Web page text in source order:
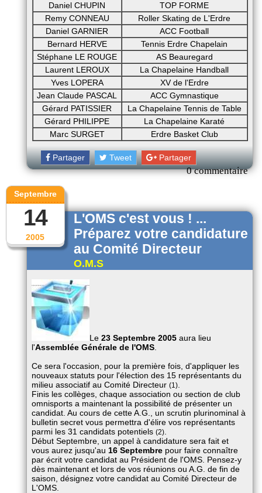
Daniel CHUPIN
TOP FORME
Remy CONNEAU
Roller Skating de L'Erdre
Daniel GARNIER
ACC Football
Bernard HERVE
Tennis Erdre Chapelain
Stéphane LE ROUGE
AS Beauregard
Laurent LEROUX
La Chapelaine Handball
Yves LOPERA
XV de l'Erdre
Jean Claude PASCAL
ACC Gymnastique
Gérard PATISSIER
La Chapelaine Tennis de Table
Gérard PHILIPPE
La Chapelaine Karaté
Marc SURGET
Erdre Basket Club
Partager Tweet Partager
0 commentaire
2005
Septembre
14
L'OMS c'est vous ! ...
Préparez votre candidature
au Comité Directeur
O.M.S
Le23 Septembre 2005 aura lieu
l'Assemblée Générale de l'OMS
Ce sera l'occasion, pour la première fois, d'appliquer les
nouveaux statuts pour l'élection des 15 représentants du
milieu associatif au Comité Directeur(1)
Finis les collèges, chaque association ou section de club
omnisports a maintenant la possibilité de présenter un
candidat. Au cours de cette A.G., un scrutin plurinominal à
bulletin secret vous permettra d'élire vos représentants
parmi les 31 candidats potentiels(2)
Début Septembre, un appel à candidature sera fait et
vous aurez jusqu'au 16 Septembre pour faire connaître
par écrit votre candidat au Président de l'OMS. Pensez-y
dès maintenant et lors de vos réunions ou A.G. de fin de
saison, désignez votre candidat au Comité Directeur de
L'OMS.